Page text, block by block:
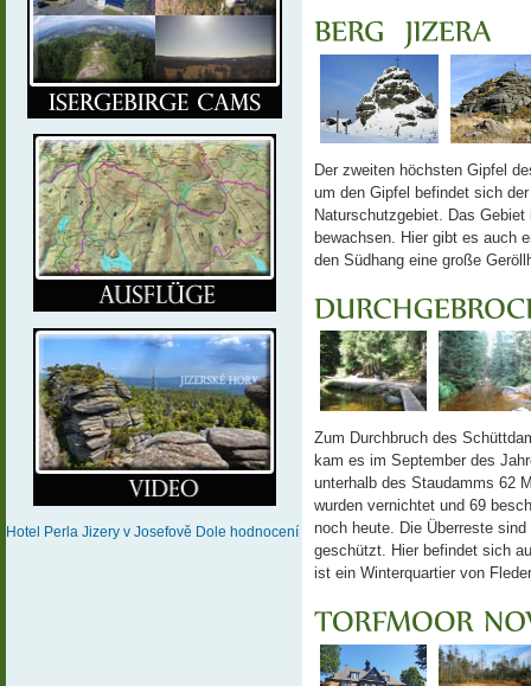
Hotel Perla Jizery v Josefově Dole hodnocení
Der zweiten höchsten Gipfel
um den Gipfel befindet sich
Naturschutzgebiet. Das
bewachsen. Hier gibt es auch
den Südhang eine große
Zum Durchbruch des
kam es im September des
unterhalb des Staudamms 62
wurden vernichtet und 69
noch heute. Die Überreste
geschützt. Hier befindet sich
ist ein Winterquartier von